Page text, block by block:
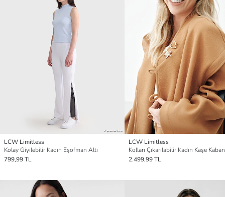
LCW Limitless
Kolay Giyilebilir Kadın Eşofman Altı
799,99 TL
LCW Limitless
Kolları Çıkarılabilir Kadın Kaşe Kaban
2.499,99 TL